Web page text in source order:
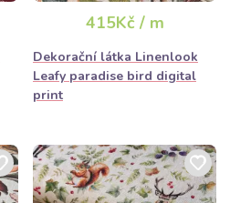
415Kč / m
Dekorační látka Linenlook
Leafy paradise bird digital
print